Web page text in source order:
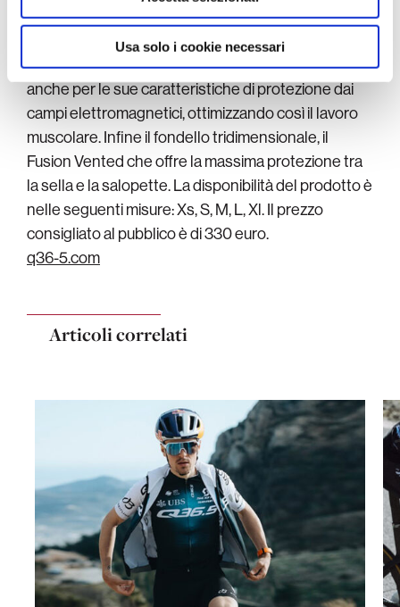
Usa solo i cookie necessari
interessati per creare il movimento.In quest’area,
inoltre, è stato applicato il filo d’argento puro, noto
per le sue proprietà antibatteriche e conduttive, ma
anche per le sue caratteristiche di protezione dai
campi elettromagnetici, ottimizzando così il lavoro
muscolare. Infine il fondello tridimensionale, il
Fusion Vented che offre la massima protezione tra
la sella e la salopette. La disponibilità del prodotto è
nelle seguenti misure: Xs, S, M, L, Xl. Il prezzo
consigliato al pubblico è di 330 euro.
q36-5.com
Articoli correlati